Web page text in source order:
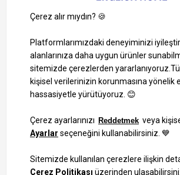
1000 TL ve Üzeri Alışverişlerinizde Kargo Bedava!
Bilgi Toplum Hizmetleri
KVKK Veri İşleme Politikamız
Site Haritası